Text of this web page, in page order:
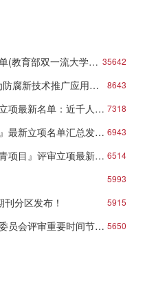
35642
育部双一流大学名单)
8643
技术推广应用打响第一炮
7318
新名单：近千人入选！
6943
新立项名单汇总发布！
6514
目』评审立项最新名单
5993
5915
分区发布！
5650
评审重要时间节点安排